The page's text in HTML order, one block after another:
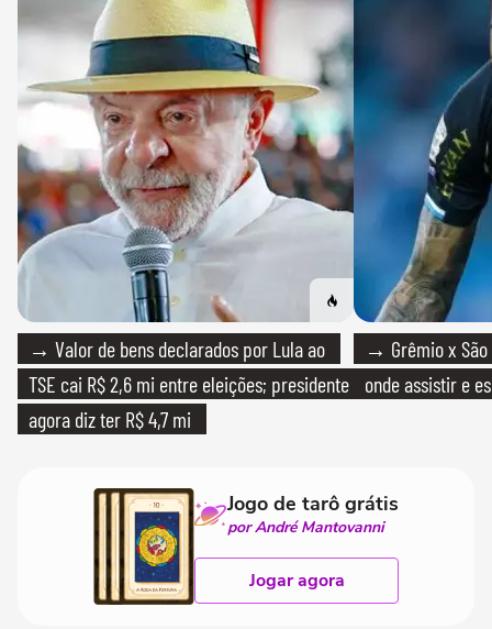
→ Valor de bens declarados por Lula ao
TSE cai R$ 2,6 mi entre eleições; presidente
agora diz ter R$ 4,7 mi
→ Grêmio x São
onde assistir e
Jogo de tarô grátis
por André Mantovanni
Jogar agora